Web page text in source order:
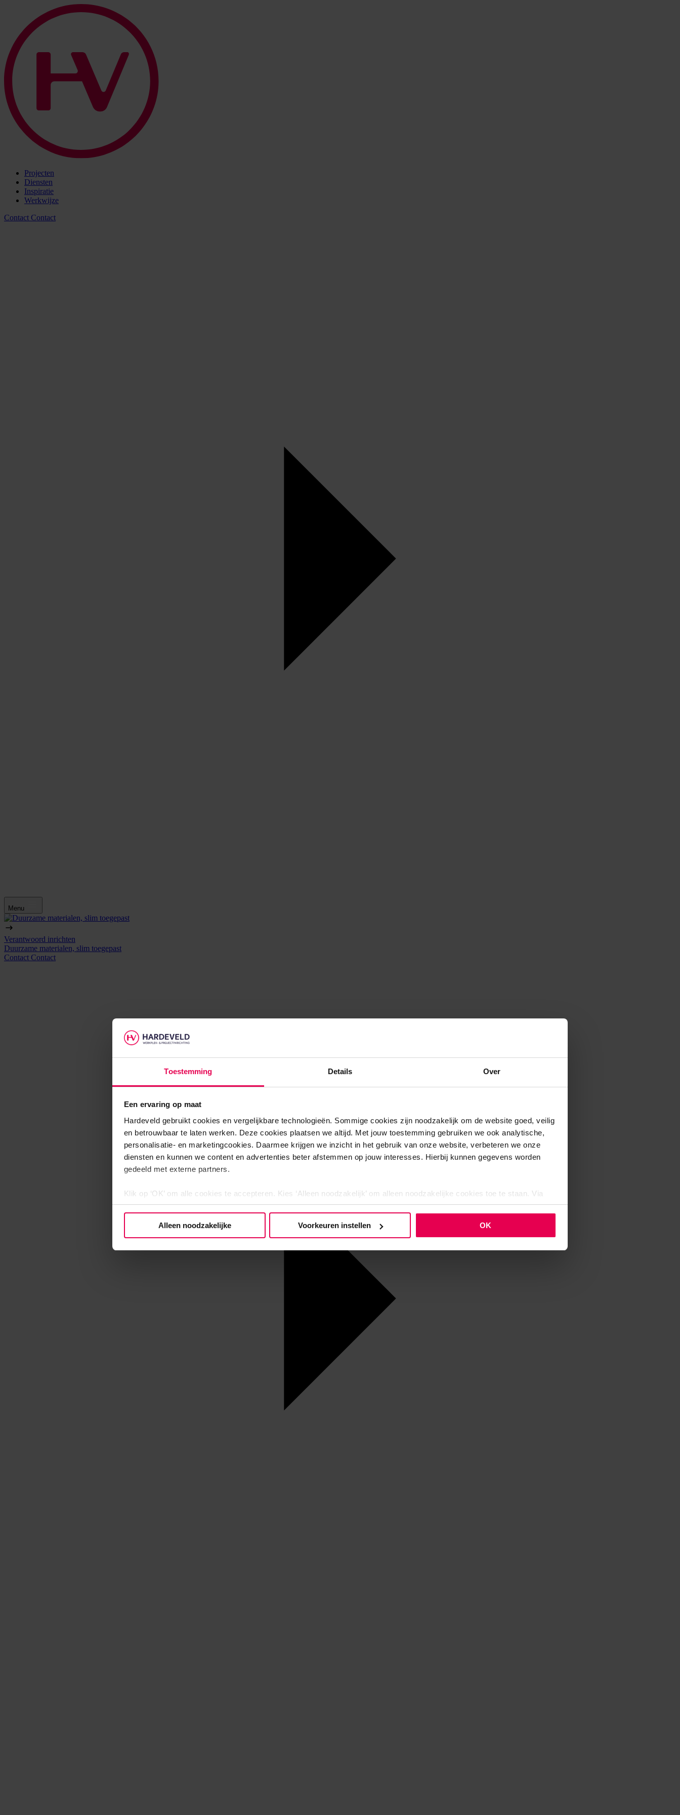
Toestemming Details Over
Een ervaring op maat
Hardeveld gebruikt cookies en vergelijkbare technologieën. Sommige cookies zijn noodzakelijk om de website goed, veilig
en betrouwbaar te laten werken. Deze cookies plaatsen we altijd. Met jouw toestemming gebruiken we ook analytische,
personalisatie- en marketingcookies. Daarmee krijgen we inzicht in het gebruik van onze website, verbeteren we onze
diensten en kunnen we content en advertenties beter afstemmen op jouw interesses. Hierbij kunnen gegevens worden
gedeeld met externe partners.
Klik op ‘OK’ om alle cookies te accepteren. Kies ‘Alleen noodzakelijk’ om alleen noodzakelijke cookies toe te staan. Via
‘Voorkeuren instellen’ kun je per categorie kiezen welke cookies je accepteert. Je kunt je keuze op ieder moment wijzigen
Alleen noodzakelijke
Voorkeuren instellen OK
Projecten
Diensten
Inspiratie
Werkwijze
Contact Contact
Menu
Verantwoord inrichten
Duurzame materialen, slim toegepast
Contact Contact